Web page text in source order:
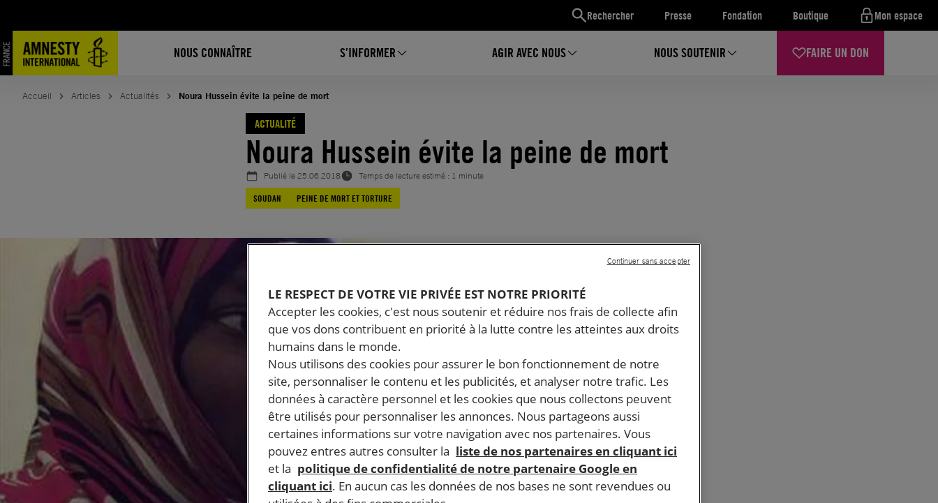
Rechercher Presse Fondation Boutique Mon espace
NOUS CONNAÎTRE S’INFORMER AGIR AVEC NOUS NOUS SOUTENIR FAIRE UN DON
contenu
Accueil Articles Actualités Noura Hussein évite la peine de mort
ACTUALITÉ
Noura Hussein évite la peine de mort
Publié le25.06.2018
Temps de lecture estimé : 1 minute
SOUDAN
PEINE DE MORT ET TORTURE
LE RESPECT DE VOTRE VIE PRIVÉE EST NOTRE PRIORITÉ
Accepter les cookies, c'est nous soutenir et réduire nos frais de collecte afin
que vos dons contribuent en priorité à la lutte contre les atteintes aux droits
humains dans le monde.
Nous utilisons des cookies pour assurer le bon fonctionnement de notre
site, personnaliser le contenu et les publicités, et analyser notre trafic. Les
données à caractère personnel et les cookies que nous collectons peuvent
être utilisés pour personnaliser les annonces. Nous partageons aussi
certaines informations sur votre navigation avec nos partenaires. Vous
pouvez entres autres consulter la liste de nos partenaires en cliquant ici
et la politique de confidentialité de notre partenaire Google en
cliquant ici. En aucun cas les données de nos bases ne sont revendues ou
Continuer sans accepter